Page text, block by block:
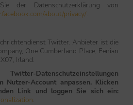
der Datenschutzerklärung von
about/privacy/.
Twitter. Anbieter ist die
One Cumberland Place, Fenian
Irland.
Datenschutzeinstellungen
Nutzer-Account anpassen. Klicken
Link und loggen Sie sich ein:
.